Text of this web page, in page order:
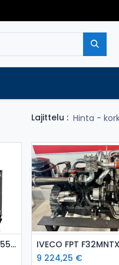
Lajittelu : Hinta -
Doosan Hyundai D24-55 kW dieselmoottori Stage 5
Lisää
9 224,25 €